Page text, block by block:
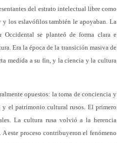
del estrato intelectual libre como
los eslavófilos también le apoyaban. La
se planteó de forma clara e
Era la época de la transición masiva de
medida a su fin, y la ciencia y la cultura
opuestos: la toma de conciencia y
el patrimonio cultural rusos. El primero
La cultura rusa volvió a la herencia
este proceso contribuyeron el fenómeno